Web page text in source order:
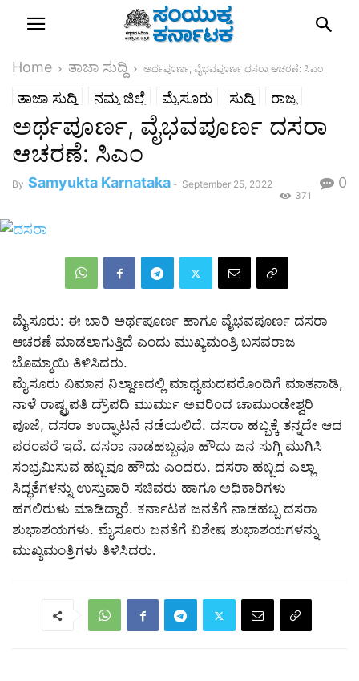
Home ತಾಜಾ ಸುದ್ದಿ ಅರ್ಥಪೂರ್ಣ, ವೈಭವಪೂರ್ಣ ದಸರಾ ಆಚರಣೆ: ಸಿಎಂ
ತಾಜಾ ಸುದ್ದಿ ನಮ್ಮ ಜಿಲ್ಲೆ ಮೈಸೂರು ಸುದ್ದಿ ರಾಜ್ಯ
ಅರ್ಥಪೂರ್ಣ, ವೈಭವಪೂರ್ಣ ದಸರಾ
ಆಚರಣೆ: ಸಿಎಂ
By Samyukta Karnataka - September 25, 2022 0
371
ಮೈಸೂರು: ಈ ಬಾರಿ ಅರ್ಥಪೂರ್ಣ ಹಾಗೂ ವೈಭವಪೂರ್ಣ ದಸರಾ
ಆಚರಣೆ ಮಾಡಲಾಗುತ್ತಿದೆ ಎಂದು ಮುಖ್ಯಮಂತ್ರಿ ಬಸವರಾಜ
ಬೊಮ್ಮಾಯಿ ತಿಳಿಸಿದರು.
ಮೈಸೂರು ವಿಮಾನ ನಿಲ್ದಾಣದಲ್ಲಿ ಮಾಧ್ಯಮದವರೊಂದಿಗೆ ಮಾತನಾಡಿ,
ನಾಳೆ ರಾಷ್ಟ್ರಪತಿ ದ್ರೌಪದಿ ಮುರ್ಮು ಅವರಿಂದ ಚಾಮುಂಡೇಶ್ವರಿ
ಪೂಜೆ, ದಸರಾ ಉದ್ಘಾಟನೆ ನಡೆಯಲಿದೆ. ದಸರಾ ಹಬ್ಬಕ್ಕೆ ತನ್ನದೇ ಆದ
ಪರಂಪರೆ ಇದೆ. ದಸರಾ ನಾಡಹಬ್ಬವೂ ಹೌದು ಜನ ಸುಗ್ಗಿ ಮುಗಿಸಿ
ಸಂಭ್ರಮಿಸುವ ಹಬ್ಬವೂ ಹೌದು ಎಂದರು. ದಸರಾ ಹಬ್ಬದ ಎಲ್ಲಾ
ಸಿದ್ಧತೆಗಳನ್ನು ಉಸ್ತುವಾರಿ ಸಚಿವರು ಹಾಗೂ ಅಧಿಕಾರಿಗಳು
ಹಗಲಿರುಳು ಮಾಡಿದ್ದಾರೆ. ಕರ್ನಾಟಕ ಜನತೆಗೆ ನಾಡಹಬ್ಬ ದಸರಾ
ಶುಭಾಶಯಗಳು. ಮೈಸೂರು ಜನತೆಗೆ ವಿಶೇಷ ಶುಭಾಶಯಗಳನ್ನು
ಮುಖ್ಯಮಂತ್ರಿಗಳು ತಿಳಿಸಿದರು.